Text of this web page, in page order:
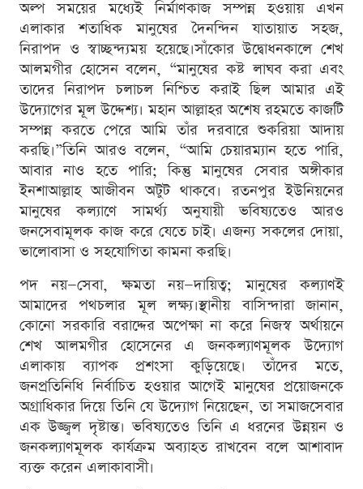
অল্প সময়ের মধ্যেই নির্মাণকাজ সম্পন্ন হওয়ায় এখন
এলাকার শতাধিক মানুষের দৈনন্দিন যাতায়াত সহজ,
নিরাপদ ও স্বাচ্ছন্দ্যময় হয়েছে।সাঁকোর উদ্বোধনকালে শেখ
আলমগীর হোসেন বলেন, “মানুষের কষ্ট লাঘব করা এবং
তাদের নিরাপদ চলাচল নিশ্চিত করাই ছিল আমার এই
উদ্যোগের মূল উদ্দেশ্য। মহান আল্লাহর অশেষ রহমতে কাজটি
সম্পন্ন করতে পেরে আমি তাঁর দরবারে শুকরিয়া আদায়
করছি।”তিনি আরও বলেন, “আমি চেয়ারম্যান হতে পারি,
আবার নাও হতে পারি; কিন্তু মানুষের সেবার অঙ্গীকার
ইনশাআল্লাহ আজীবন অটুট থাকবে। রতনপুর ইউনিয়নের
মানুষের কল্যাণে সামর্থ্য অনুযায়ী ভবিষ্যতেও আরও
জনসেবামূলক কাজ করে যেতে চাই। এজন্য সকলের দোয়া,
ভালোবাসা ও সহযোগিতা কামনা করছি।
পদ নয়—সেবা, ক্ষমতা নয়—দায়িত্ব; মানুষের কল্যাণই
আমাদের পথচলার মূল লক্ষ্য।স্থানীয় বাসিন্দারা জানান,
কোনো সরকারি বরাদ্দের অপেক্ষা না করে নিজস্ব অর্থায়নে
শেখ আলমগীর হোসেনের এ জনকল্যাণমূলক উদ্যোগ
এলাকায় ব্যাপক প্রশংসা কুড়িয়েছে। তাঁদের মতে,
জনপ্রতিনিধি নির্বাচিত হওয়ার আগেই মানুষের প্রয়োজনকে
অগ্রাধিকার দিয়ে তিনি যে উদ্যোগ নিয়েছেন, তা সমাজসেবার
এক উজ্জ্বল দৃষ্টান্ত। ভবিষ্যতেও তিনি এ ধরনের উন্নয়ন ও
জনকল্যাণমূলক কার্যক্রম অব্যাহত রাখবেন বলে আশাবাদ
ব্যক্ত করেন এলাকাবাসী।